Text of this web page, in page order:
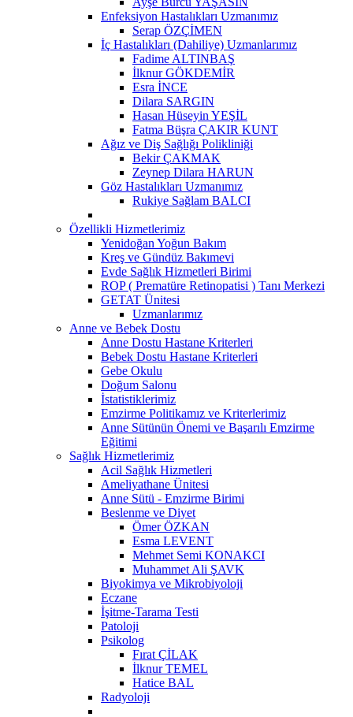
Enfeksiyon Hastalıkları Uzmanımız
Serap ÖZÇİMEN
İç Hastalıkları (Dahiliye) Uzmanlarımız
Fadime ALTINBAŞ
İlknur GÖKDEMİR
Esra İNCE
Dilara SARGIN
Hasan Hüseyin YEŞİL
Fatma Büşra ÇAKIR KUNT
Ağız ve Diş Sağlığı Polikliniği
Bekir ÇAKMAK
Zeynep Dilara HARUN
Göz Hastalıkları Uzmanımız
Rukiye Sağlam BALCI
Özellikli Hizmetlerimiz
Yenidoğan Yoğun Bakım
Kreş ve Gündüz Bakımevi
Evde Sağlık Hizmetleri Birimi
ROP ( Prematüre Retinopatisi ) Tanı Merkezi
GETAT Ünitesi
Uzmanlarımız
Anne ve Bebek Dostu
Anne Dostu Hastane Kriterleri
Bebek Dostu Hastane Kriterleri
Gebe Okulu
Doğum Salonu
İstatistiklerimiz
Emzirme Politikamız ve Kriterlerimiz
Anne Sütünün Önemi ve Başarılı Emzirme
Eğitimi
Sağlık Hizmetlerimiz
Acil Sağlık Hizmetleri
Ameliyathane Ünitesi
Anne Sütü - Emzirme Birimi
Beslenme ve Diyet
Ömer ÖZKAN
Esma LEVENT
Mehmet Semi KONAKCI
Muhammet Ali ŞAVK
Biyokimya ve Mikrobiyoloji
Eczane
İşitme-Tarama Testi
Patoloji
Psikolog
Fırat ÇİLAK
İlknur TEMEL
Hatice BAL
Radyoloji